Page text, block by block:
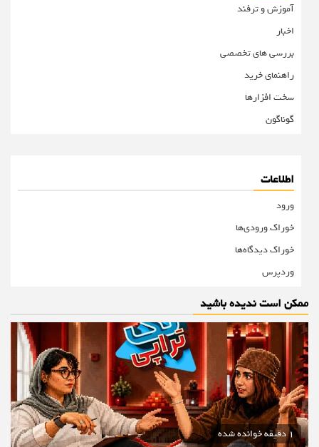
آموزش و ترفند
اخبار
بررسی های تخصصی
راهنمای خرید
سخت افزارها
گوناگون
اطلاعات
ورود
خوراک ورودی‌ها
خوراک دیدگاه‌ها
وردپرس
ممکن است ندیده باشید
1 دقیقه خوانده شده